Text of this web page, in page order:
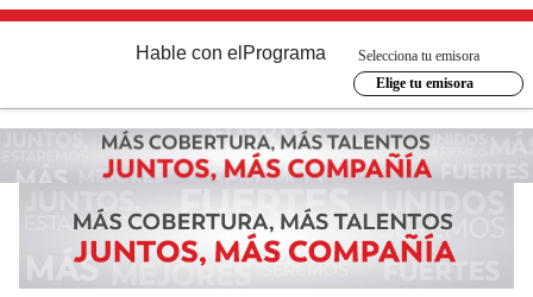
Hable con el Programa
Selecciona tu emisora
Elige tu emisora